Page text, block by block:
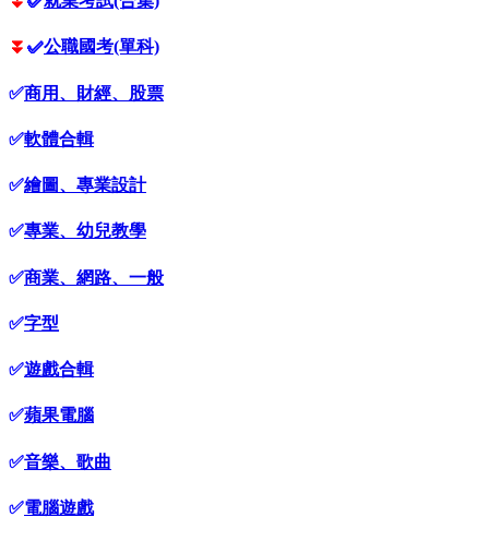
⏬ ✅公職國考(單科)
✅商用、財經、股票
✅軟體合輯
✅繪圖、專業設計
✅專業、幼兒教學
✅商業、網路、一般
✅字型
✅遊戲合輯
✅蘋果電腦
✅音樂、歌曲
✅電腦遊戲